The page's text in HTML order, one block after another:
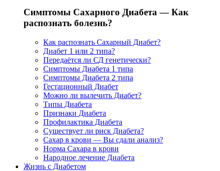
Симптомы Сахарного Диабета — Как
распознать болезнь?
Как распознать Сахарный Диабет?
Диабет 1 или 2 типа?
Передаётся ли СД генетически?
Симптомы Диабета 1 типа
Симптомы Диабета 2 типа
Гестационный Диабет
Можно ли вылечить Диабет?
Типы Диабета
Признаки Диабета
Профилактика Диабета
Существует ли риск Диабета?
Сахар в крови — Вы сдали анализ?
Норма Сахара в крови
Народное лечение Диабета
Жизнь с Диабетом